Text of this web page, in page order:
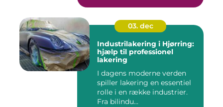
03. dec
Industrilakering i Hjørring:
hjælp til professionel
lakering
I dagens moderne verden
spiller lakering en essentiel
rolle i en række industrier.
Fra bilindu...